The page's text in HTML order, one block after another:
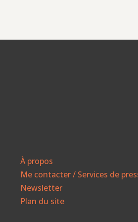
À propos
Me contacter / Services de
Newsletter
Plan du site